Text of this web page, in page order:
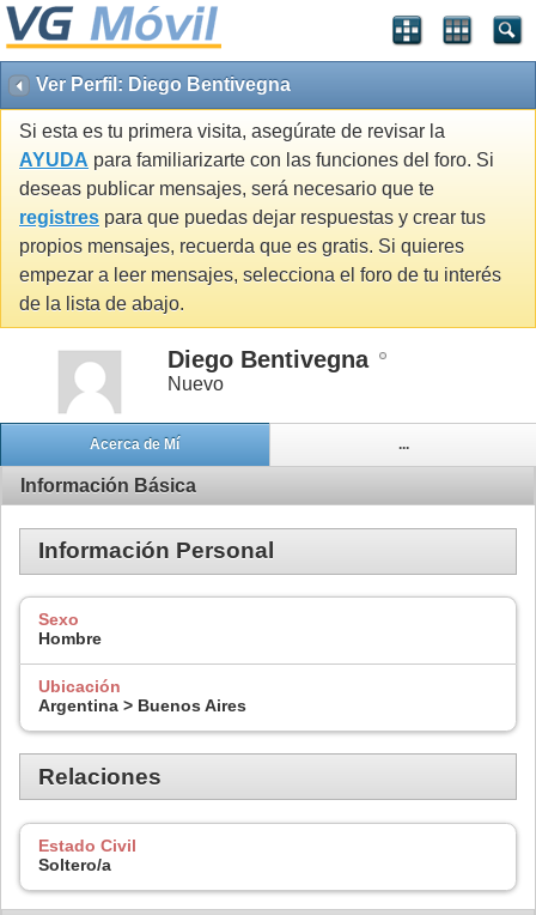
Ver Perfil: Diego Bentivegna
Si esta es tu primera visita, asegúrate de revisar la
AYUDA para familiarizarte con las funciones del foro. Si
deseas publicar mensajes, será necesario que te
registres para que puedas dejar respuestas y crear tus
propios mensajes, recuerda que es gratis. Si quieres
empezar a leer mensajes, selecciona el foro de tu interés
de la lista de abajo.
Diego Bentivegna
Nuevo
Acerca de Mí ...
Información Básica
Información Personal
Sexo
Hombre
Ubicación
Argentina > Buenos Aires
Relaciones
Estado Civil
Soltero/a